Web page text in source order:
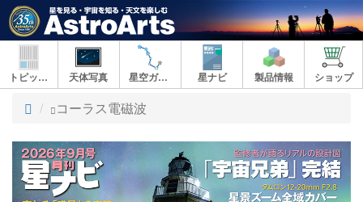
トピックス 天体写真 星空ガイド 星ナビ 製品情報 ショップ
ト
プ
コーラス電磁波